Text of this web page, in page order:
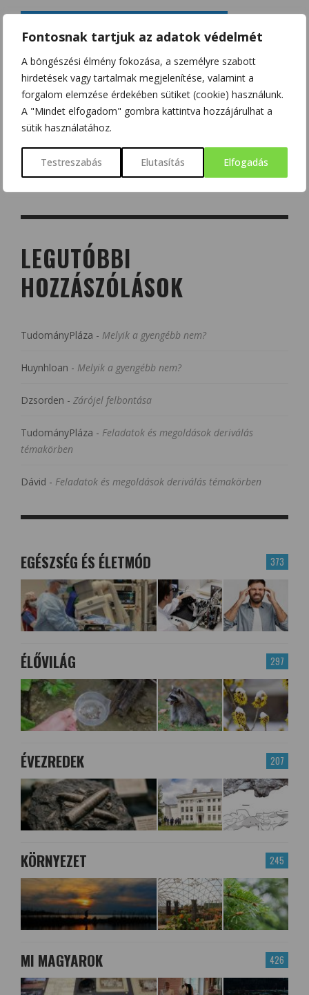
Fontosnak tartjuk az adatok védelmét
A böngészési élmény fokozása, a személyre szabott
hirdetések vagy tartalmak megjelenítése, valamint a
forgalom elemzése érdekében sütiket (cookie) használunk.
A "Mindet elfogadom" gombra kattintva hozzájárulhat a
sütik használatához.
Testreszabás Elutasítás Elfogadás
LEGUTÓBBI
HOZZÁSZÓLÁSOK
TudományPláza - Melyik a gyengébb nem?
Huynhloan - Melyik a gyengébb nem?
Dzsorden - Zárójel felbontása
TudományPláza - Feladatok és megoldások deriválás
témakörben
Dávid - Feladatok és megoldások deriválás témakörben
373
EGÉSZSÉG ÉS ÉLETMÓD
297
ÉLŐVILÁG
207
ÉVEZREDEK
245
KÖRNYEZET
426
MI MAGYAROK